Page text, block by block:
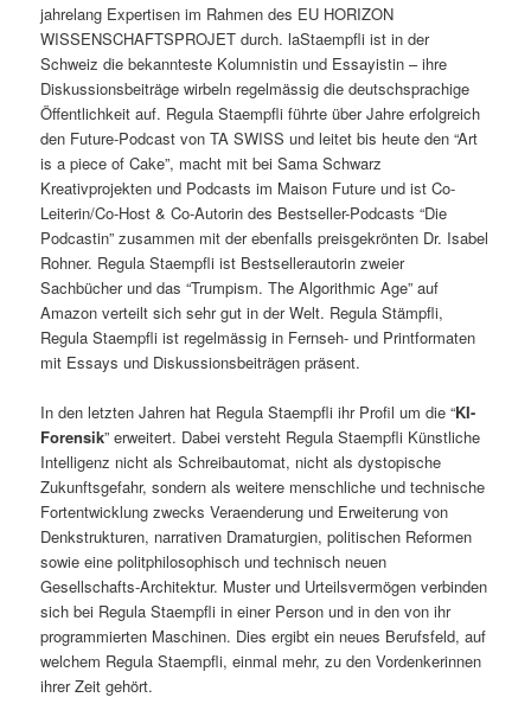
jahrelang Expertisen im Rahmen des EU HORIZON
WISSENSCHAFTSPROJET durch. laStaempfli ist in der
Schweiz die bekannteste Kolumnistin und Essayistin – ihre
Diskussionsbeiträge wirbeln regelmässig die deutschsprachige
Öffentlichkeit auf. Regula Staempfli führte über Jahre erfolgreich
den Future-Podcast von TA SWISS und leitet bis heute den “Art
is a piece of Cake”, macht mit bei Sama Schwarz
Kreativprojekten und Podcasts im Maison Future und ist Co-
Leiterin/Co-Host & Co-Autorin des Bestseller-Podcasts “Die
Podcastin” zusammen mit der ebenfalls preisgekrönten Dr. Isabel
Rohner. Regula Staempfli ist Bestsellerautorin zweier
Sachbücher und das “Trumpism. The Algorithmic Age” auf
Amazon verteilt sich sehr gut in der Welt. Regula Stämpfli,
Regula Staempfli ist regelmässig in Fernseh- und Printformaten
mit Essays und Diskussionsbeiträgen präsent.
In den letzten Jahren hat Regula Staempfli ihr Profil um die “KI-
Forensik” erweitert. Dabei versteht Regula Staempfli Künstliche
Intelligenz nicht als Schreibautomat, nicht als dystopische
Zukunftsgefahr, sondern als weitere menschliche und technische
Fortentwicklung zwecks Veraenderung und Erweiterung von
Denkstrukturen, narrativen Dramaturgien, politischen Reformen
sowie eine politphilosophisch und technisch neuen
Gesellschafts-Architektur. Muster und Urteilsvermögen verbinden
sich bei Regula Staempfli in einer Person und in den von ihr
programmierten Maschinen. Dies ergibt ein neues Berufsfeld, auf
welchem Regula Staempfli, einmal mehr, zu den Vordenkerinnen
ihrer Zeit gehört.